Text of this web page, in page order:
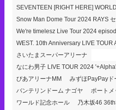
SEVENTEEN [RIGHT HERE]
Snow Man Dome Tour 2024 RAYS
We're timelesz Live Tour 2024
WEST. 10th Anniversary LIVE TOUR
さいたまスーパーアリーナ
なにわ男子 LIVE TOUR 2024
ぴあアリーナMM
みずほPayPayド
バンテリンドーム ナゴヤ
ポートメ
ワールド記念ホール
乃木坂46